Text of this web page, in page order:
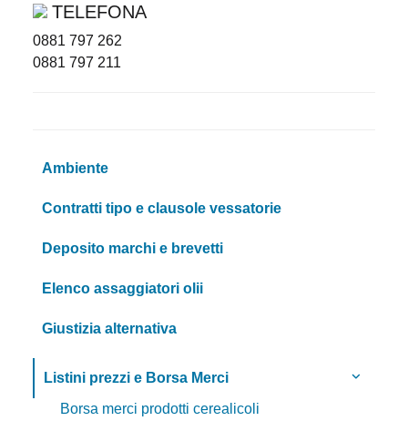
Ambiente
Contratti tipo e clausole vessatorie
Deposito marchi e brevetti
Elenco assaggiatori olii
Giustizia alternativa
Listini prezzi e Borsa Merci
Borsa merci prodotti cerealicoli
TELEFONA
0881 797 262
0881 797 211